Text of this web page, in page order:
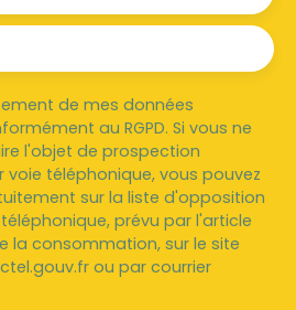
de mes données
au RGPD. Si vous ne
l'objet de prospection
téléphonique, vous pouvez
sur la liste d'opposition
prévu par l'article
la consommation, sur le site
ou par courrier